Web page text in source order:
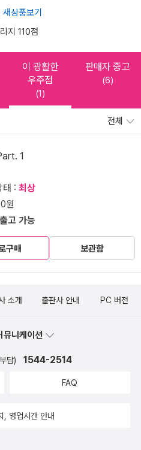
새상품보기
지 110점
이 광활한
우주점
(1)
판매자 중고
(6)
전체
1
: 최상
원
고 가능
구매 보관함
소개 출판사 안내 PC 버전
뮤니케이션
담) 1544-2514
FAQ
, 영업시간 안내